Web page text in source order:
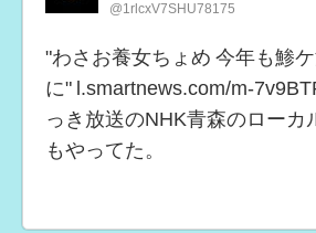
@1rlcxV7SHU78175
"わさお養女ちょめ 今年も鯵
に" l.smartnews.com/m-
っき放送のNHK青森のローカ
もやってた。